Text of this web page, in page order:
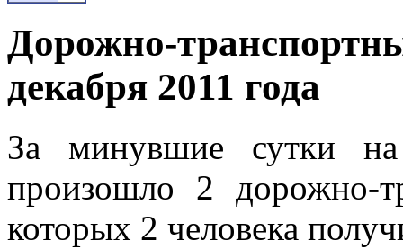
Дорожно-
декабря 2011 года
За минувшие сутки на
произошло 2 дорожно-
которых 2 человека